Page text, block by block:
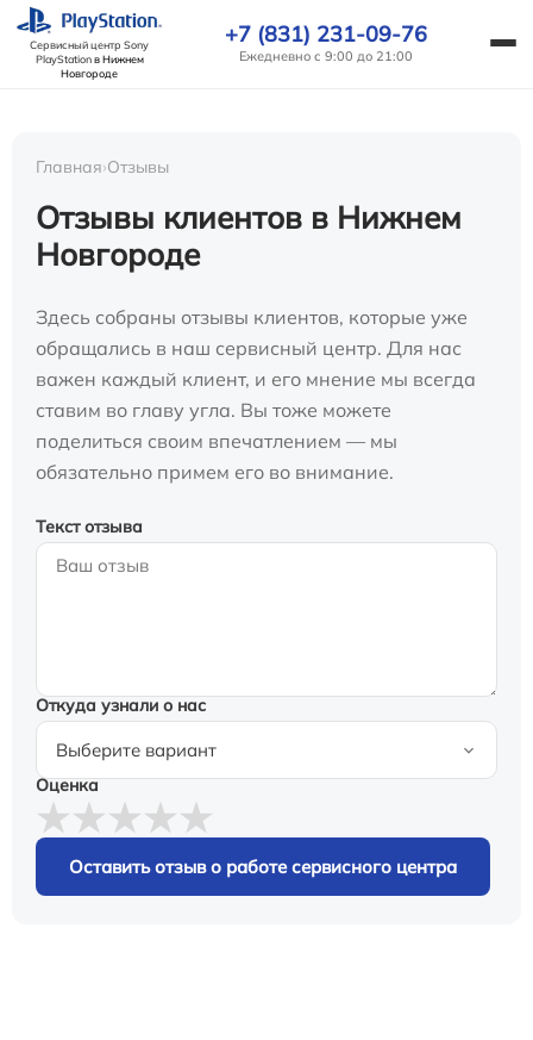
Сервисный центр Sony
PlayStationв Нижнем
Новгороде
+7 (831) 231-09-76
Ежедневно с 9:00 до 21:00
Главная›Отзывы
Отзывы клиентов в Нижнем
Новгороде
Здесь собраны отзывы клиентов, которые уже
обращались в наш сервисный центр. Для нас
важен каждый клиент, и его мнение мы всегда
ставим во главу угла. Вы тоже можете
поделиться своим впечатлением — мы
обязательно примем его во внимание.
Текст отзыва
Откуда узнали о нас
Оценка
Оставить отзыв о работе сервисного центра